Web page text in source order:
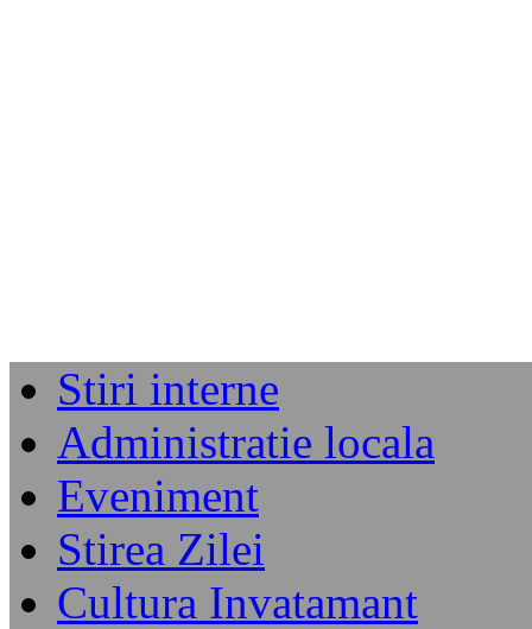
Stiri interne
Administratie locala
Eveniment
Stirea Zilei
Cultura Invatamant